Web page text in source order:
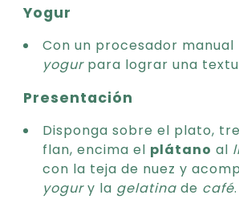
Yogur
Con un procesador
yogurpara lograr una
Presentación
Disponga sobre el plato,
flan, encima el plátano al
con la teja de nuez y
yogury la gelatina de café.